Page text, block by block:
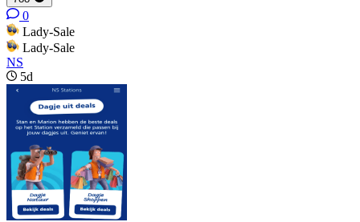
0
Lady-Sale
Lady-Sale
NS
5d